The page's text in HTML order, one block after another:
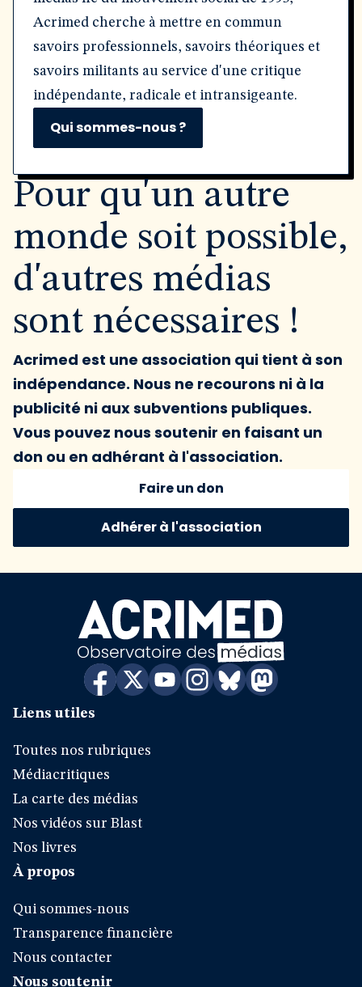
Acrimed cherche à mettre en commun
savoirs professionnels, savoirs théoriques et
savoirs militants au service d'une critique
indépendante, radicale et intransigeante.
Qui sommes-nous ?
Pour qu'un autre
monde soit possible,
d'autres médias
sont nécessaires !
Acrimed est une association qui tient à son
indépendance. Nous ne recourons ni à la
publicité ni aux subventions publiques.
Vous pouvez nous soutenir en faisant un
don ou en adhérant à l'association.
Faire un don
Adhérer à l'association
Liens utiles
Toutes nos rubriques
Médiacritiques
La carte des médias
Nos vidéos sur Blast
Nos livres
À propos
Qui sommes-nous
Transparence financière
Nous contacter
Nous soutenir